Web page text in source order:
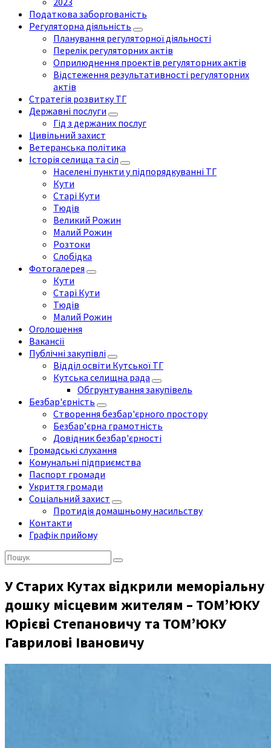
Податкова заборгованість
Регуляторна діяльність
Планування регуляторної діяльності
Перелік регуляторних актів
Оприлюднення проектів регуляторних актів
Відстеження результативності регуляторних
актів
Стратегія розвитку ТГ
Державні послуги
Гід з держаних послуг
Цивільний захист
Ветеранська політика
Історія селища та сіл
Населені пункти у підпорядкуванні ТГ
Кути
Старі Кути
Тюдів
Великий Рожин
Малий Рожин
Розтоки
Слобідка
Фотогалерея
Кути
Старі Кути
Тюдів
Малий Рожин
Оголошення
Вакансії
Публічні закупівлі
Відділ освіти Кутської ТГ
Кутська селищна рада
Обгрунтування закупівель
Безбар'єрність
Створення безбар'єрного простору
Безбар’єрна грамотність
Довідник безбар'єрності
Громадські слухання
Комунальні підприємства
Паспорт громади
Укриття громади
Соціальний захист
Протидія домашньому насильству
Контакти
Графік прийому
Пошук:
У Старих Кутах відкрили меморіальну
дошку місцевим жителям – ТОМ’ЮКУ
Юрієві Степановичу та ТОМ’ЮКУ
Гаврилові Івановичу